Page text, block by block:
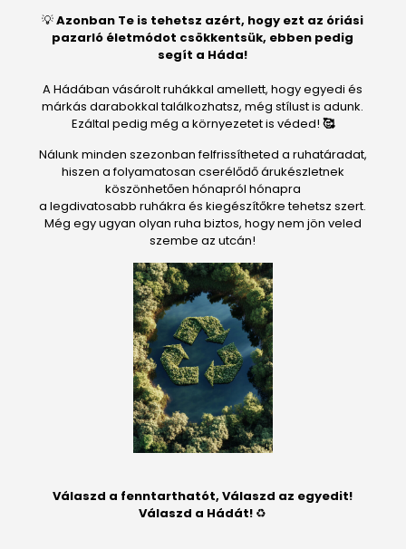
💡Azonban Te is tehetsz azért, hogy ezt az óriási
pazarló életmódot csökkentsük, ebben pedig
segít a Háda!
A Hádában vásárolt ruhákkal amellett, hogy egyedi és
márkás darabokkal találkozhatsz, még stílust is adunk.
Ezáltal pedig még a környezetet is véded! 🥰
Nálunk minden szezonban felfrissítheted a ruhatáradat,
hiszen a folyamatosan cserélődő árukészletnek
köszönhetően hónapról hónapra
a legdivatosabb ruhákra és kiegészítőkre tehetsz szert.
Még egy ugyan olyan ruha biztos, hogy nem jön veled
szembe az utcán!
Válaszd a fenntarthatót, Válaszd az egyedit!
Válaszd a Hádát! ♻️